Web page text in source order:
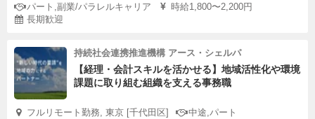
パート,副業/パラレルキャリア
時給1,800〜2,200円
長期歓迎
持続社会連携推進機構 アース・シェルパ
【経理・会計スキルを活かせる】地域活性化や環境
課題に取り組む組織を支える事務職
フルリモート勤務, 東京 [千代田区]
中途,パート